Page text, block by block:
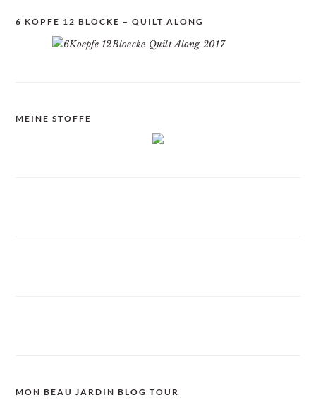
6 KÖPFE 12 BLÖCKE – QUILT ALONG
MEINE STOFFE
MON BEAU JARDIN BLOG TOUR